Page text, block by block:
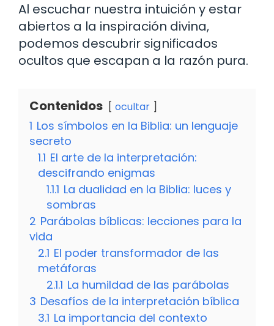
Al escuchar nuestra intuición y estar
abiertos a la inspiración divina,
podemos descubrir significados
ocultos que escapan a la razón pura.
Contenidos ocultar
1 Los símbolos en la Biblia: un lenguaje
secreto
1.1 El arte de la interpretación:
descifrando enigmas
1.1.1 La dualidad en la Biblia: luces y
sombras
2 Parábolas bíblicas: lecciones para la
vida
2.1 El poder transformador de las
metáforas
2.1.1 La humildad de las parábolas
3 Desafíos de la interpretación bíblica
3.1 La importancia del contexto